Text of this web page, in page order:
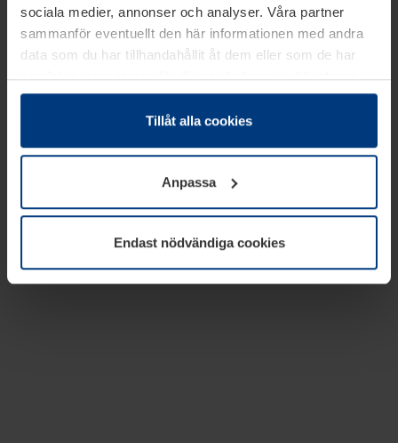
sociala medier, annonser och analyser. Våra partner
sammanför eventuellt den här informationen med andra
data som du har tillhandahållit åt dem eller som de har
samlat in inom ramen för din användning av tjänsterna.
Juridiskt kan vi lagra kakor på din enhet, om de är
absolut nödvändiga för driften av den här webbplatsen.
godkännande kan du när som helst ändra eller återkalla i
informationen om kakor underDataskyddsförklaring
vår webbplats.
Tillåt alla cookies
Anpassa
Endast nödvändiga cookies